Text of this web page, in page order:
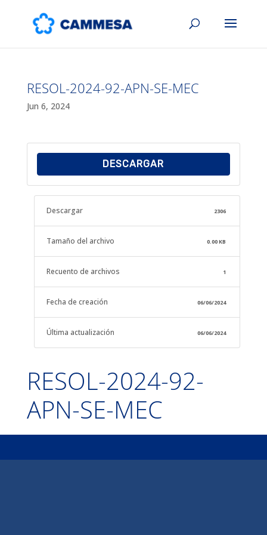
RESOL-2024-92-APN-SE-MEC
Jun 6, 2024
DESCARGAR
Descargar 2306
Tamaño del archivo 0.00 KB
Recuento de archivos 1
Fecha de creación 06/06/2024
Última actualización 06/06/2024
RESOL-2024-92-
APN-SE-MEC